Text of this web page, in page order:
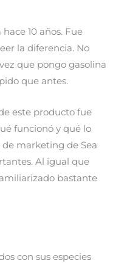
10 años. Fue
la diferencia. No
que pongo gasolina
que antes.
este producto fue
funcionó y qué lo
marketing de Sea
Al igual que
bastante
con sus especies